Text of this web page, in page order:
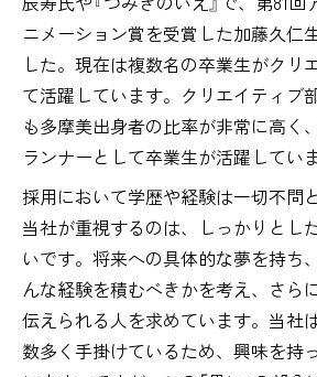
ニメーション賞を受賞した加藤久仁
した。現在は複数名の卒業生がクリ
て活躍しています。クリエイティブ
も多摩美出身者の比率が非常に高く
ランナーとして卒業生が活躍していま
採用において学歴や経験は一切不問
当社が重視するのは、しっかりとし
いです。将来への具体的な夢を持ち
んな経験を積むべきかを考え、さら
伝えられる人を求めています。当社
数多く手掛けているため、興味を持